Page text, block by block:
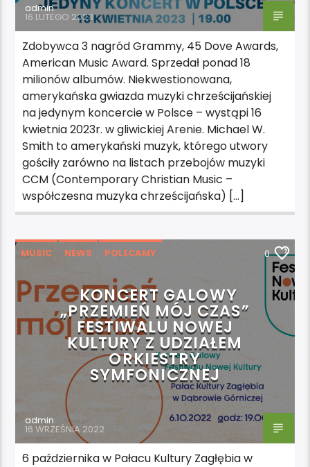
admin
16 LUTEGO 2023
Zdobywca 3 nagród Grammy, 45 Dove Awards,
American Music Award. Sprzedał ponad 18
milionów albumów. Niekwestionowana,
amerykańska gwiazda muzyki chrześcijańskiej
na jedynym koncercie w Polsce – wystąpi 16
kwietnia 2023r. w gliwickiej Arenie. Michael W.
Smith to amerykański muzyk, którego utwory
gościły zarówno na listach przebojów muzyki
CCM (Contemporary Christian Music –
współczesna muzyka chrześcijańska) […]
MUSIC NEWS POLECAMY 0
KONCERT GALOWY
„PRZEMIEŃ MÓJ CZAS”
FESTIWALU NOWEJ
KULTURY Z UDZIAŁEM
ORKIESTRY
SYMFONICZNEJ
admin
16 WRZEŚNIA 2022
6 października w Pałacu Kultury Zagłębia w